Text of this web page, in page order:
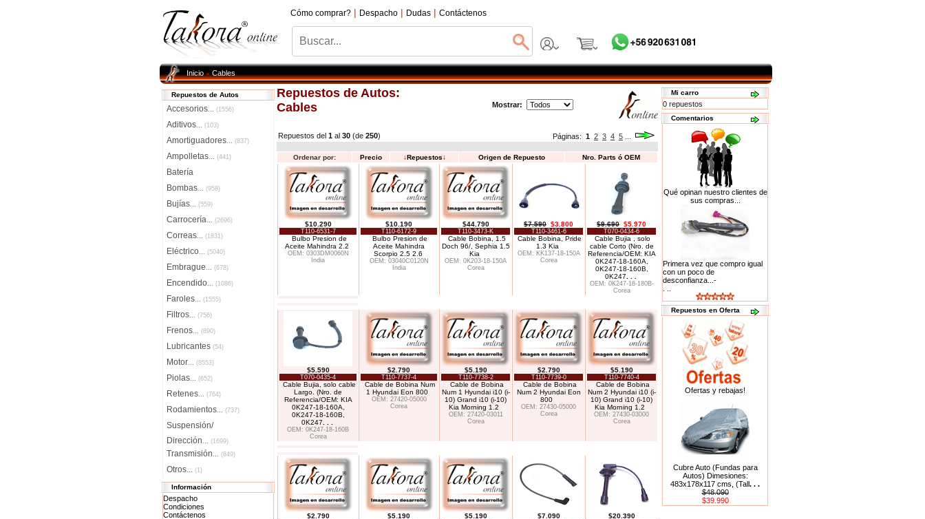
Cómo comprar? | Despacho | Dudas | Contáctenos
Inicio»Cables
Repuestos de Autos
Accesorios... (1556)
Aditivos... (103)
Amortiguadores... (837)
Ampolletas... (441)
Batería
Bombas... (958)
Bujías... (559)
Carrocería... (2696)
Correas... (1831)
Eléctrico... (5040)
Embrague... (678)
Encendido... (1086)
Faroles... (1555)
Filtros... (756)
Frenos... (890)
Lubricantes (54)
Motor... (8553)
Piolas... (652)
Retenes... (764)
Rodamientos... (737)
Suspensión/
Dirección... (1699)
Transmisión... (849)
Otros... (1)
Información
Despacho
Condiciones
Contáctenos
Repuestos de Autos:
Cables
Mostrar:
Repuestos del 1 al 30 (de 250) Páginas: 1 2 3 4 5
Ordenar por: Precio ↓Repuestos↓ Origen de Repuesto Nro. Parts ó OEM
$10.290
T110-6531-7
Bulbo Presion de
Aceite Mahindra 2.2
OEM: 0303DM0060N
India
$10.190
T110-6172-9
Bulbo Presion de
Aceite Mahindra
Scorpio 2.5 2.6
OEM: 03040C0120N
India
$44.790
T110-3473-K
Cable Bobina, 1.5
Doch 96/, Sephia 1.5
Kia
OEM: 0K203-18-150A
Corea
$7.590 $3.800
T110-3461-6
Cable Bobina, Pride
1.3 Kia
OEM: KK137-18-150A
Corea
$9.690 $5.970
T070-0434-6
Cable Bujia , solo
cable Corto (Nro. de
Referencia/OEM: KIA
0K247-18-160A,
0K247-18-160B,
0K247
OEM: 0K247-18-180B-
Corea
$5.590
T070-0435-4
Cable Bujia, solo cable
Largo. (Nro. de
Referencia/OEM: KIA
0K247-18-160A,
0K247-18-160B,
0K247
OEM: 0K247-18-160B
Corea
$2.790
T110-7737-4
Cable de Bobina Num
1 Hyundai Eon 800
OEM: 27420-05000
Corea
$5.190
T110-7738-2
Cable de Bobina
Num 1 Hyundai i10 (i-
10) Grand i10 (i-10)
Kia Morning 1.2
OEM: 27420-03011
Corea
$2.790
T110-7739-0
Cable de Bobina
Num 2 Hyundai Eon
800
OEM: 27430-05000
Corea
$5.190
T110-7740-4
Cable de Bobina
Num 2 Hyundai i10 (i-
10) Grand i10 (i-10)
Kia Morning 1.2
OEM: 27430-03000
Corea
$2.790 $5.190 $5.190 $7.090 $20.390
Mi carro
0 repuestos
Comentarios
Qué opinan nuestro clientes de
sus compras...
Primera vez que compro igual
con un poco de
desconfianza...-
Repuestos en Oferta
Ofertas y rebajas!
Cubre Auto (Fundas para
Autos) Dimesiones:
483x178x117 cms, (Tall. . .
$48.090
$39.990